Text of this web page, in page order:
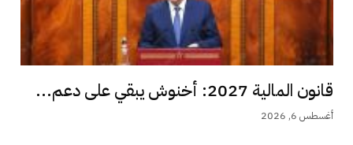
قانون المالية 2027: أخنوش يبقي على دعم...
أغسطس 6, 2026